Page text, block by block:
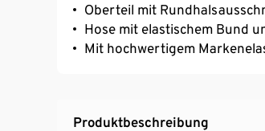
Oberteil mit
Hose mit elastischem Bund
Mit hochwertigem
Produktbeschreibung